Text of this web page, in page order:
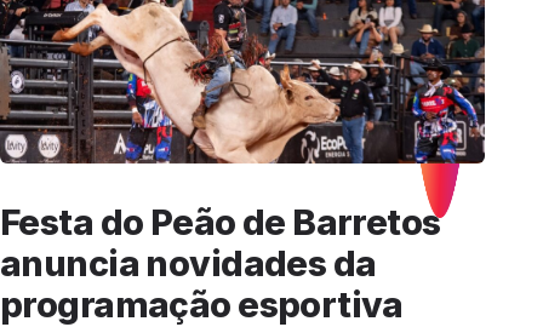
Festa do Peão de Barretos
anuncia novidades da
programação esportiva